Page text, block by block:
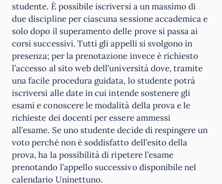
studente. È possibile iscriversi a un massimo di
due discipline per ciascuna sessione accademica e
solo dopo il superamento delle prove si passa ai
corsi successivi. Tutti gli appelli si svolgono in
presenza; per la prenotazione invece è richiesto
l’accesso al sito web dell’università dove, tramite
una facile procedura guidata, lo studente potrà
iscriversi alle date in cui intende sostenere gli
esami e conoscere le modalità della prova e le
richieste dei docenti per essere ammessi
all’esame. Se uno studente decide di respingere un
voto perché non è soddisfatto dell’esito della
prova, ha la possibilità di ripetere l’esame
prenotando l’appello successivo disponibile nel
calendario Uninettuno.